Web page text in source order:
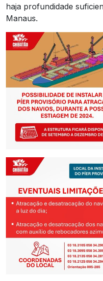
haja profundidade
Manaus.